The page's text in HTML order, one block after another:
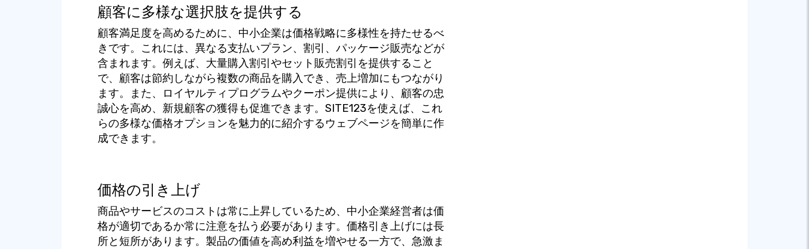
顧客に多様な選択肢を提供する
顧客満足度を高めるために、中小企業は価格戦略に多様性を持たせるべ
きです。これには、異なる支払いプラン、割引、パッケージ販売などが
含まれます。例えば、大量購入割引やセット販売割引を提供すること
で、顧客は節約しながら複数の商品を購入でき、売上増加にもつながり
ます。また、ロイヤルティプログラムやクーポン提供により、顧客の忠
誠心を高め、新規顧客の獲得も促進できます。SITE123を使えば、これ
らの多様な価格オプションを魅力的に紹介するウェブページを簡単に作
成できます。
価格の引き上げ
商品やサービスのコストは常に上昇しているため、中小企業経営者は価
格が適切であるか常に注意を払う必要があります。価格引き上げには長
所と短所があります。製品の価値を高め利益を増やせる一方で、急激ま